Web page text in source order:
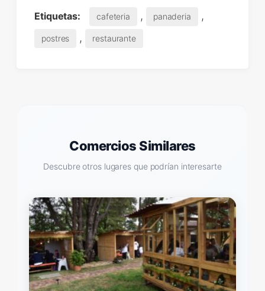
Etiquetas: cafeteria , panaderia ,
postres , restaurante
Comercios Similares
Descubre otros lugares que podrían interesarte